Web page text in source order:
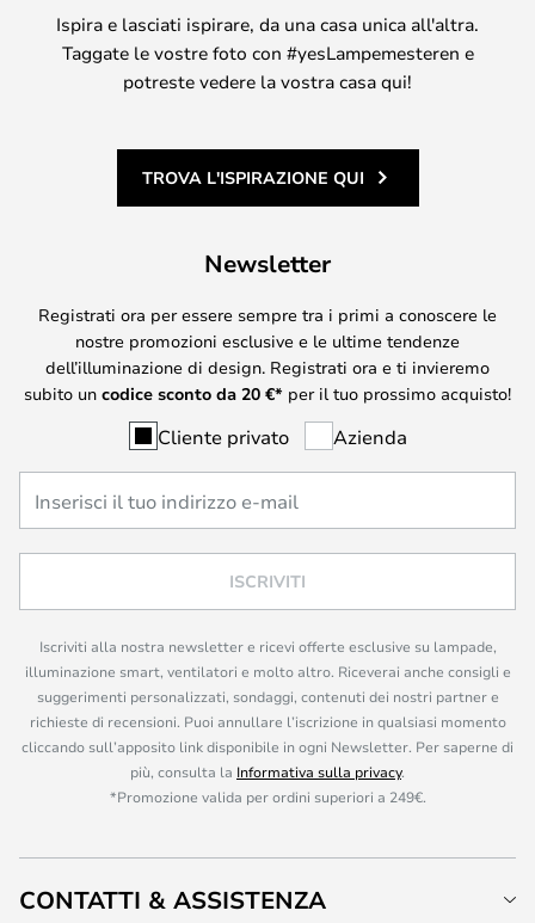
Ispira e lasciati ispirare, da una casa unica all'altra.
Taggate le vostre foto con #yesLampemesteren e
potreste vedere la vostra casa qui!
TROVA L'ISPIRAZIONE QUI
Newsletter
Registrati ora per essere sempre tra i primi a conoscere le
nostre promozioni esclusive e le ultime tendenze
dell’illuminazione di design. Registrati ora e ti invieremo
subito un codice sconto da 20 €* per il tuo prossimo acquisto!
Cliente privato Azienda
ISCRIVITI
Iscriviti alla nostra newsletter e ricevi offerte esclusive su lampade,
illuminazione smart, ventilatori e molto altro. Riceverai anche consigli e
suggerimenti personalizzati, sondaggi, contenuti dei nostri partner e
richieste di recensioni. Puoi annullare l’iscrizione in qualsiasi momento
cliccando sull’apposito link disponibile in ogni Newsletter. Per saperne di
più, consulta la Informativa sulla privacy.
*Promozione valida per ordini superiori a 249€.
CONTATTI & ASSISTENZA